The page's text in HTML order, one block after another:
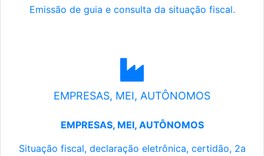
Emissão de guia e consulta da situação fiscal.
EMPRESAS, MEI, AUTÔNOMOS
EMPRESAS, MEI, AUTÔNOMOS
Situação fiscal, declaração eletrônica, certidão, 2a